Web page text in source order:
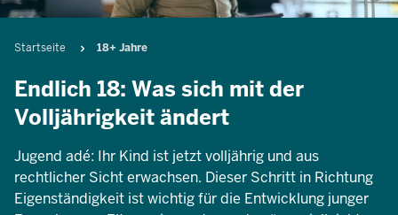
Pfadnavigation
Startseite 18+ Jahre
Endlich 18: Was sich mit der
Volljährigkeit ändert
Jugend adé: Ihr Kind ist jetzt volljährig und aus
rechtlicher Sicht erwachsen. Dieser Schritt in Richtung
Eigenständigkeit ist wichtig für die Entwicklung junger